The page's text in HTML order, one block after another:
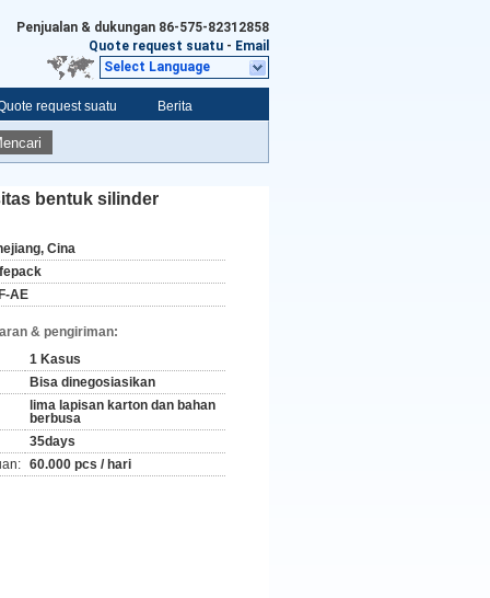
Penjualan & dukungan 86-575-82312858
Quote request suatu - Email
Select Language
request suatu Berita
bentuk silinder
Cina
AE
& pengiriman:
1 Kasus
Bisa dinegosiasikan
lima lapisan karton dan bahan
berbusa
35days
60.000 pcs / hari